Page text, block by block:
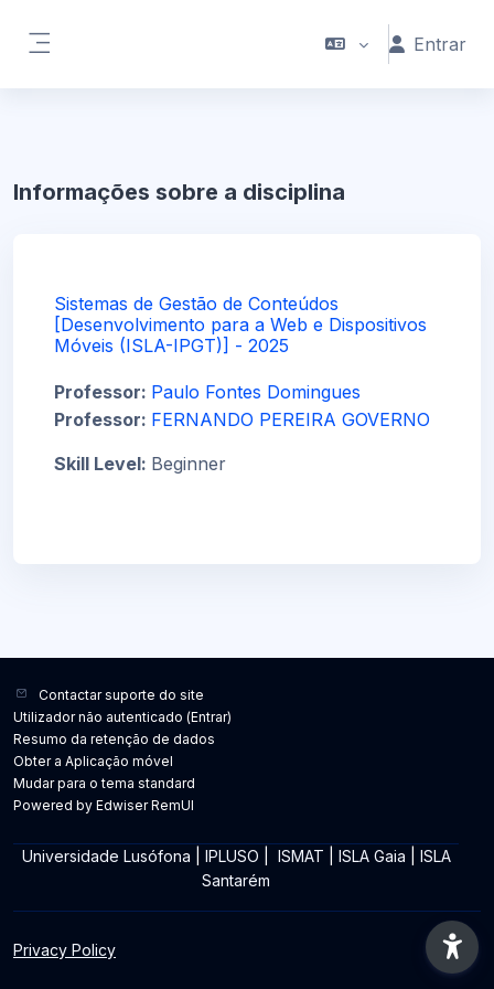
Entrar
Informações sobre a disciplina
Sistemas de Gestão de Conteúdos
[Desenvolvimento para a Web e Dispositivos
Móveis (ISLA-IPGT)] - 2025
Professor: Paulo Fontes Domingues
Professor: FERNANDO PEREIRA GOVERNO
Skill Level: Beginner
Contactar suporte do site
Utilizador não autenticado (Entrar)
Resumo da retenção de dados
Obter a Aplicação móvel
Mudar para o tema standard
Powered by Edwiser RemUI
Universidade Lusófona IPLUSO ISMAT ISLA Gaia
ISLA
Santarém
Privacy Policy